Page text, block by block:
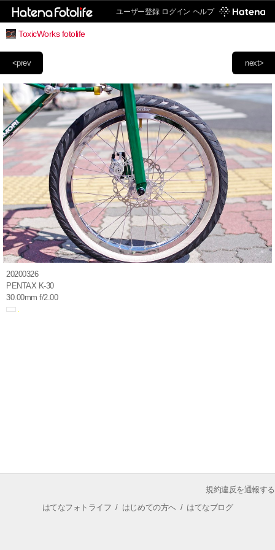
ユーザー登録 ログイン ヘルプ
ToxicWorks fotolife
next>
<prev
20200326
PENTAX K-30
30.00mm f/2.00
規約違反を通報する
はてなフォトライフ / はじめての方へ/ はてなブログ